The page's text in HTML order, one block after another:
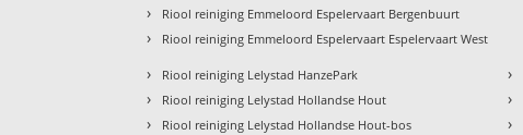
› Riool reiniging Emmeloord Espelervaart Bergenbuurt
› Riool reiniging Emmeloord Espelervaart Espelervaart West
› Riool reiniging Lelystad HanzePark
› Riool reiniging Lelystad Hollandse Hout
› Riool reiniging Lelystad Hollandse Hout-bos
›
›
›